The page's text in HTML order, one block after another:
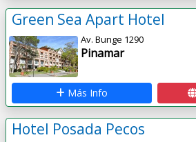
Green Sea Apart Hotel
Av. Bunge 1290
Pinamar
Más Info
Hotel Posada Pecos